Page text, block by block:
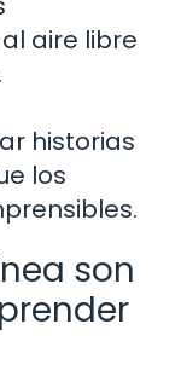
aire libre
historias
los
son